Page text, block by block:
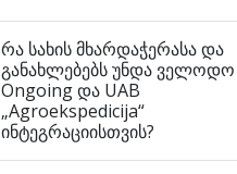
რა სახის მხარდაჭერასა და
განახლებებს უნდა ველოდო
Ongoing და UAB
„Agroekspedicija“
ინტეგრაციისთვის?